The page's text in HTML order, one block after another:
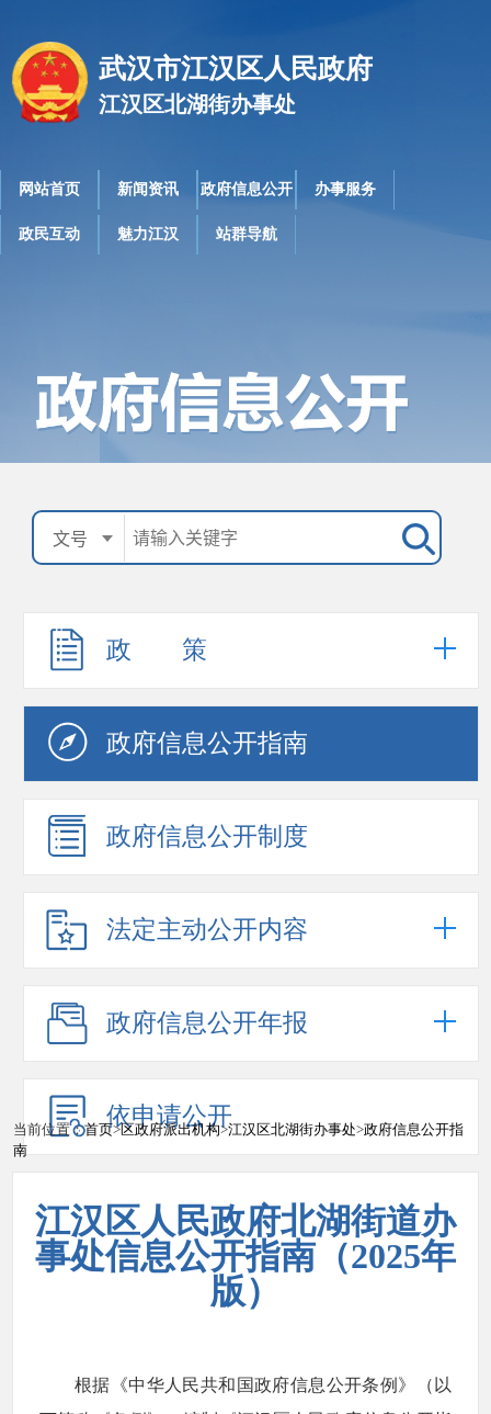
武汉市江汉区人民政府
江汉区北湖街办事处
网站首页 新闻资讯 政府信息公开 办事服务
政民互动 魅力江汉 站群导航
政 策
政府信息公开指南
政府信息公开制度
法定主动公开内容
政府信息公开年报
依申请公开
当前位置：首页>区政府派出机构>江汉区北湖街办事处>政府信息公开指
南
江汉区人民政府北湖街道办
事处信息公开指南（2025年
版）
根据《中华人民共和国政府信息公开条例》（以